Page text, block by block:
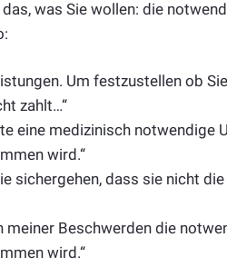
was Sie wollen: die
Um festzustellen ob
zahlt…“
eine medizinisch notwendige
wird.“
sichergehen, dass sie nicht
Beschwerden die
wird.“